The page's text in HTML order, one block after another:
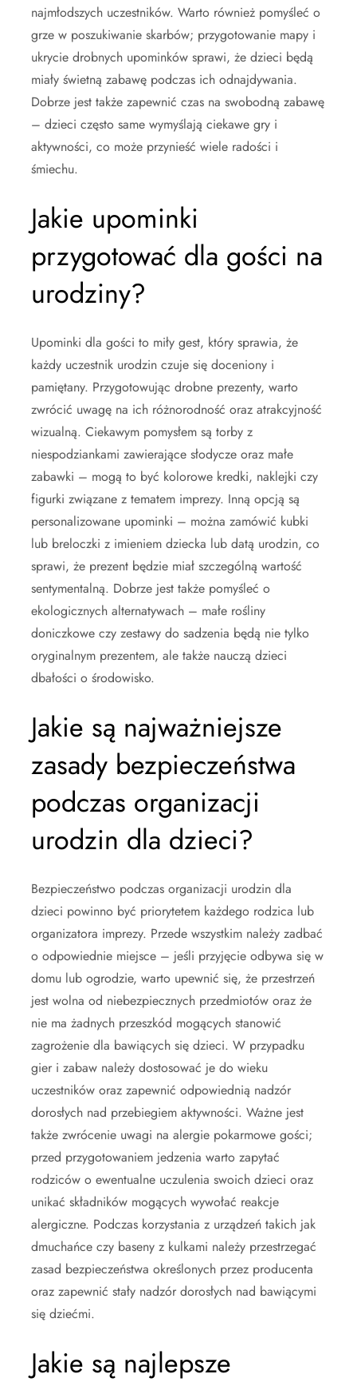
najmłodszych uczestników. Warto również pomyśleć o
grze w poszukiwanie skarbów; przygotowanie mapy i
ukrycie drobnych upominków sprawi, że dzieci będą
miały świetną zabawę podczas ich odnajdywania.
Dobrze jest także zapewnić czas na swobodną zabawę
– dzieci często same wymyślają ciekawe gry i
aktywności, co może przynieść wiele radości i
śmiechu.
Jakie upominki
przygotować dla gości na
urodziny?
Upominki dla gości to miły gest, który sprawia, że
każdy uczestnik urodzin czuje się doceniony i
pamiętany. Przygotowując drobne prezenty, warto
zwrócić uwagę na ich różnorodność oraz atrakcyjność
wizualną. Ciekawym pomysłem są torby z
niespodziankami zawierające słodycze oraz małe
zabawki – mogą to być kolorowe kredki, naklejki czy
figurki związane z tematem imprezy. Inną opcją są
personalizowane upominki – można zamówić kubki
lub breloczki z imieniem dziecka lub datą urodzin, co
sprawi, że prezent będzie miał szczególną wartość
sentymentalną. Dobrze jest także pomyśleć o
ekologicznych alternatywach – małe rośliny
doniczkowe czy zestawy do sadzenia będą nie tylko
oryginalnym prezentem, ale także nauczą dzieci
dbałości o środowisko.
Jakie są najważniejsze
zasady bezpieczeństwa
podczas organizacji
urodzin dla dzieci?
Bezpieczeństwo podczas organizacji urodzin dla
dzieci powinno być priorytetem każdego rodzica lub
organizatora imprezy. Przede wszystkim należy zadbać
o odpowiednie miejsce – jeśli przyjęcie odbywa się w
domu lub ogrodzie, warto upewnić się, że przestrzeń
jest wolna od niebezpiecznych przedmiotów oraz że
nie ma żadnych przeszkód mogących stanowić
zagrożenie dla bawiących się dzieci. W przypadku
gier i zabaw należy dostosować je do wieku
uczestników oraz zapewnić odpowiednią nadzór
dorosłych nad przebiegiem aktywności. Ważne jest
także zwrócenie uwagi na alergie pokarmowe gości;
przed przygotowaniem jedzenia warto zapytać
rodziców o ewentualne uczulenia swoich dzieci oraz
unikać składników mogących wywołać reakcje
alergiczne. Podczas korzystania z urządzeń takich jak
dmuchańce czy baseny z kulkami należy przestrzegać
zasad bezpieczeństwa określonych przez producenta
oraz zapewnić stały nadzór dorosłych nad bawiącymi
się dziećmi.
Jakie są najlepsze